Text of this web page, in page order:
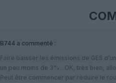
B744 a commenté :
Faire baisser les émissions de GES
un peu moins de 3%…OK, très bien,
Peut être commencer par réduire le